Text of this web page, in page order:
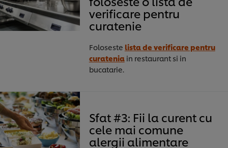
verificare pentru
curatenie
Foloseste lista de verificare pentru
curatenia in restaurant si in
bucatarie.
Sfat #3: Fii la curent cu
cele mai comune
alergii alimentare